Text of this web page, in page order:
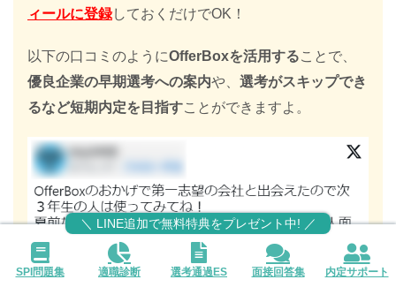
ィールに登録しておくだけでOK！
以下の口コミのようにOfferBoxを活用することで、
優良企業の早期選考への案内や、 選考がスキップでき
るなど短期内定を目指すことができますよ。
SPI問題集 適職診断 選考通過ES 面接回答集 内定サポート
＼ LINE追加で無料特典をプレゼント中! ／